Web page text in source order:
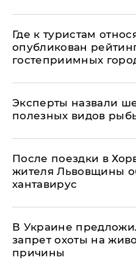
Где к туристам
опубликован
гостеприимных
Эксперты назвали
полезных видов
После поездки в
жителя Львовщины
хантавирус
В Украине
запрет охоты на
причины